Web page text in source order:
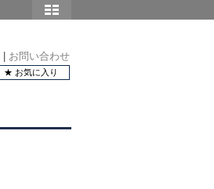
お問い合わせ
★ お気に入り